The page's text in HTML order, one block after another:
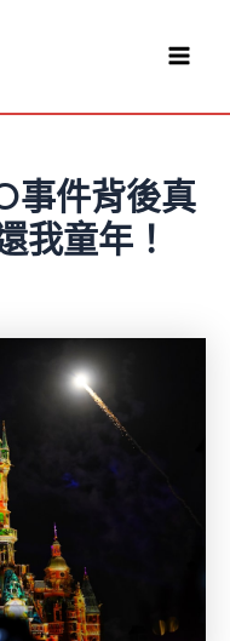
事件背後真
我童年！